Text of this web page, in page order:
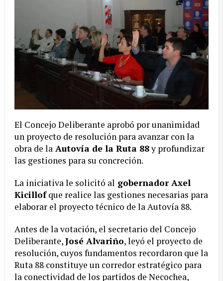
El Concejo Deliberante aprobó por unanimidad
un proyecto de resolución para avanzar con la
obra de la Autovía de la Ruta 88y profundizar
las gestiones para su concreción.
La iniciativa le solicitó al gobernador Axel
Kicillofque realice las gestiones necesarias para
elaborar el proyecto técnico de la Autovía 88.
Antes de la votación, el secretario del Concejo
Deliberante,José Alvariño, leyó el proyecto de
resolución, cuyos fundamentos recordaron que la
Ruta 88 constituye un corredor estratégico para
la conectividad de los partidos de Necochea,